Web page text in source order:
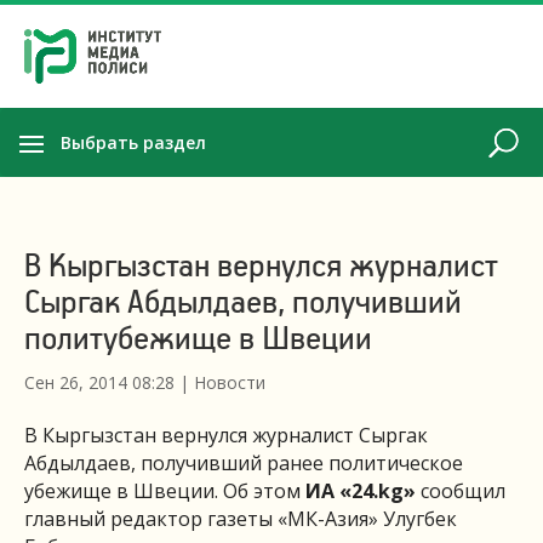
Выбрать раздел
В Кыргызстан вернулся журналист
Сыргак Абдылдаев, получивший
политубежище в Швеции
Сен 26, 2014 08:28 | Новости
В Кыргызстан вернулся журналист Сыргак
Абдылдаев, получивший ранее политическое
убежище в Швеции. Об этом ИА «24.kg» сообщил
главный редактор газеты «МК-Азия» Улугбек